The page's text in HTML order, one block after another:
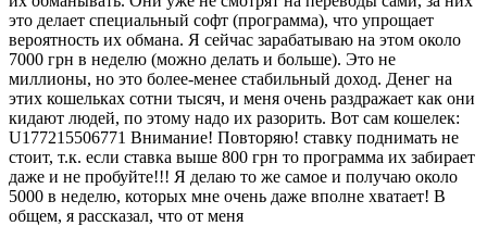
это делает специальный софт (программа), что упрощает
вероятность их обмана. Я сейчас зарабатываю на этом около
7000 грн в неделю (можно делать и больше). Это не
миллионы, но это более-менее стабильный доход. Денег на
этих кошельках сотни тысяч, и меня очень раздражает как они
кидают людей, по этому надо их разорить. Вот сам кошелек:
U177215506771 Внимание! Повторяю! ставку поднимать не
стоит, т.к. если ставка выше 800 грн то программа их забирает
даже и не пробуйте!!! Я делаю то же самое и получаю около
5000 в неделю, которых мне очень даже вполне хватает! В
общем, я рассказал, что от меня